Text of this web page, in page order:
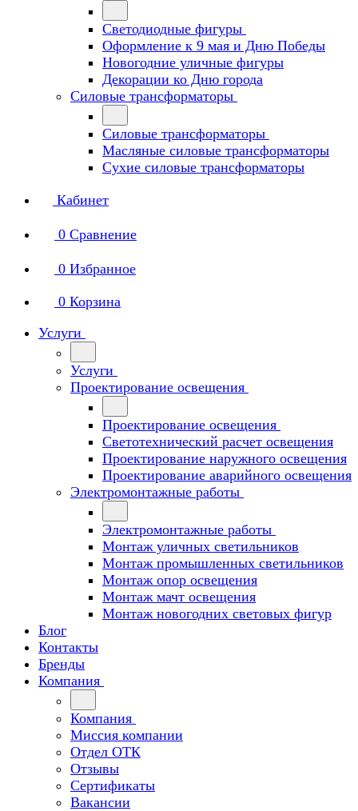
Светодиодные фигуры
Оформление к 9 мая и Дню Победы
Новогодние уличные фигуры
Декорации ко Дню города
Силовые трансформаторы
Силовые трансформаторы
Масляные силовые трансформаторы
Сухие силовые трансформаторы
Кабинет
0 Сравнение
0 Избранное
0 Корзина
Услуги
Услуги
Проектирование освещения
Проектирование освещения
Светотехнический расчет освещения
Проектирование наружного освещения
Проектирование аварийного освещения
Электромонтажные работы
Электромонтажные работы
Монтаж уличных светильников
Монтаж промышленных светильников
Монтаж опор освещения
Монтаж мачт освещения
Монтаж новогодних световых фигур
Блог
Контакты
Бренды
Компания
Компания
Миссия компании
Отдел ОТК
Отзывы
Сертификаты
Вакансии